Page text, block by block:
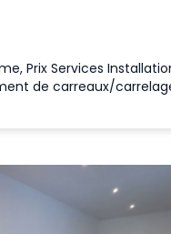
Prix Services
de carreaux/